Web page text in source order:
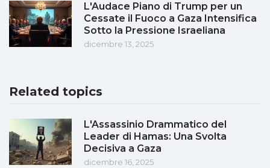
L'Audace Piano di Trump per un
Cessate il Fuoco a Gaza Intensifica
Sotto la Pressione Israeliana
dicembre 13, 2025
Related topics
L'Assassinio Drammatico del
Leader di Hamas: Una Svolta
Decisiva a Gaza
dicembre 16, 2025